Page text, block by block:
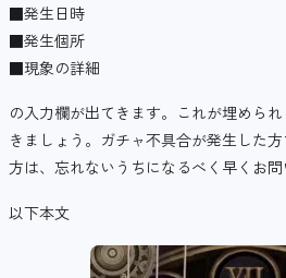
■発生日時
■発生個所
■現象の詳細
の入力欄が出てきます。これが埋めら
きましょう。ガチャ不具合が発生した
方は、忘れないうちになるべく早くお問
以下本文